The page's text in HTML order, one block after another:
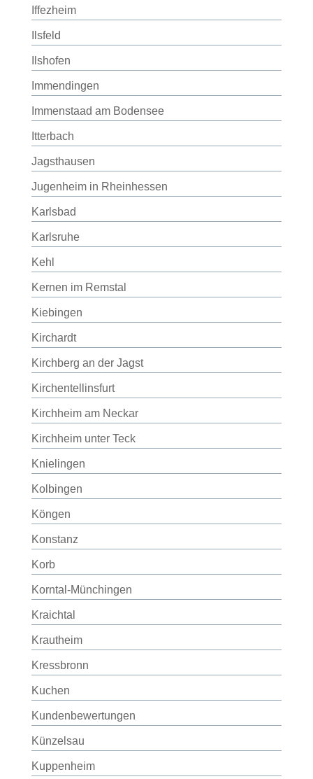
Iffezheim
Ilsfeld
Ilshofen
Immendingen
Immenstaad am Bodensee
Itterbach
Jagsthausen
Jugenheim in Rheinhessen
Karlsbad
Karlsruhe
Kehl
Kernen im Remstal
Kiebingen
Kirchardt
Kirchberg an der Jagst
Kirchentellinsfurt
Kirchheim am Neckar
Kirchheim unter Teck
Knielingen
Kolbingen
Köngen
Konstanz
Korb
Korntal-Münchingen
Kraichtal
Krautheim
Kressbronn
Kuchen
Kundenbewertungen
Künzelsau
Kuppenheim